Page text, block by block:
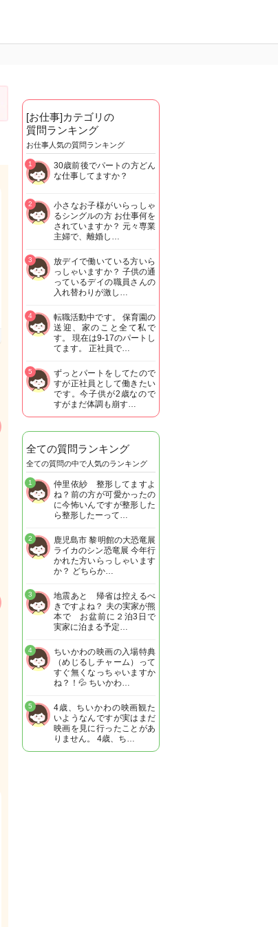
[お仕事]カテゴリの
質問ランキング
お仕事人気の質問ランキング
30歳前後でパートの方どん
な仕事してますか？
1
小さなお子様がいらっしゃ
るシングルの方 お仕事何を
されていますか？ 元々専業
主婦で、離婚し…
2
放デイで働いている方いら
っしゃいますか？ 子供の通
っているデイの職員さんの
入れ替わりが激し…
3
転職活動中です。 保育園の
送迎、家のこと全て私で
す。 現在は9-17のパートし
てます。 正社員で…
4
ずっとパートをしてたので
すが正社員として働きたい
です。今子供が2歳なので
すがまだ体調も崩す…
5
全ての質問ランキング
全ての質問の中で人気のランキング
仲里依紗 整形してますよ
ね？前の方が可愛かったの
に今怖いんですが整形した
ら整形したーって…
1
鹿児島市 黎明館の大恐竜展
ライカのシン恐竜展 今年行
かれた方いらっしゃいます
か？ どちらか…
2
地震あと 帰省は控えるべ
きですよね？ 夫の実家が熊
本で お盆前に２泊3日で
実家に泊まる予定…
3
ちいかわの映画の入場特典
（めじるしチャーム）って
すぐ無くなっちゃいますか
ね？！💦 ちいかわ…
4
4歳、ちいかわの映画観た
いようなんですが実はまだ
映画を見に行ったことがあ
りません。 4歳、ち…
5